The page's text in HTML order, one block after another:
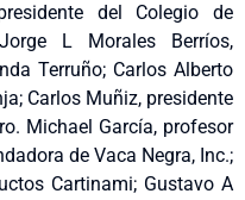
del Colegio de
L Morales Berríos,
Terruño; Carlos Alberto
Carlos Muñiz, presidente
Michael García, profesor
de Vaca Negra, Inc.;
Cartinami; Gustavo A